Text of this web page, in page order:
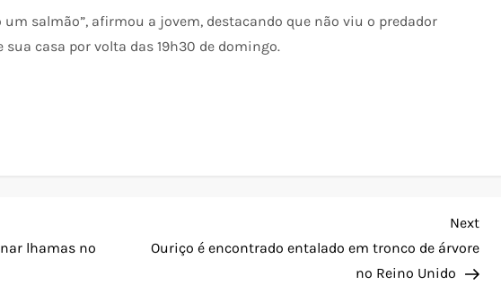
um salmão”, afirmou a jovem, destacando que não viu o predador
sua casa por volta das 19h30 de domingo.
lhamas no
Next
Post
Next
Ouriço é encontrado entalado em tronco de árvore
no Reino Unido